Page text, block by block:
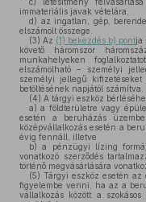
immateriális javak vételára,
d) az ingatlan, gép,
elszámolt összege.
(3) Az (1) bekezdés b) pontja
követő háromszor
munkahelyeken
elszámolható – személyi
személyi jellegű
betöltésének napjától számítva.
(4) A tárgyi eszköz
a) a földterületre vagy
esetén a beruházás
középvállalkozás esetén a
évig fennáll, illetve
b) a pénzügyi lízing
vonatkozó szerződés
történő megvásárlására
(5) Tárgyi eszköz esetén az
figyelembe venni, ha az a
vállalkozás között a